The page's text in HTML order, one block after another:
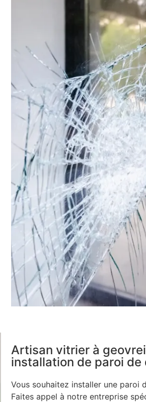
Artisan vitrier à
installation de paroi
Vous souhaitez installer une paroi
Faites appel à notre entreprise